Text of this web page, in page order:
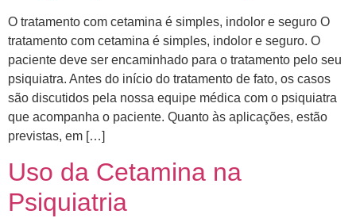
O tratamento com cetamina é simples, indolor e seguro O
tratamento com cetamina é simples, indolor e seguro. O
paciente deve ser encaminhado para o tratamento pelo seu
psiquiatra. Antes do início do tratamento de fato, os casos
são discutidos pela nossa equipe médica com o psiquiatra
que acompanha o paciente. ​Quanto às aplicações, estão
previstas, em […]
Uso da Cetamina na
Psiquiatria